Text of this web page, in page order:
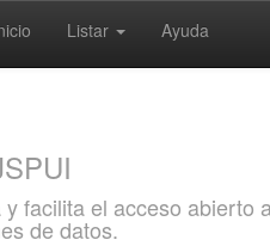
Listar Ayuda
facilita el acceso abierto
de datos.